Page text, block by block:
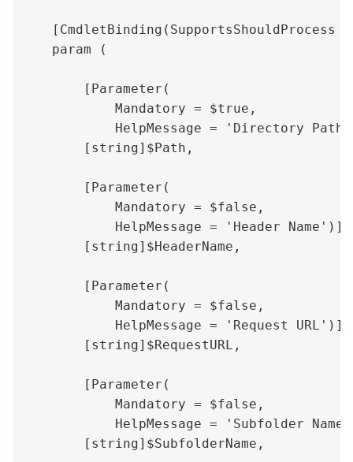
[CmdletBinding(SupportsShouldProcess
    param (
        [Parameter(
            Mandatory = $true,
HelpMessage = 'Directory
        [string]$Path,
        [Parameter(
            Mandatory = $false,
            HelpMessage = 'Header Name')]
        [string]$HeaderName,
        [Parameter(
            Mandatory = $false,
            HelpMessage = 'Request URL')]
        [string]$RequestURL,
        [Parameter(
            Mandatory = $false,
HelpMessage = 'Subfolder
        [string]$SubfolderName,